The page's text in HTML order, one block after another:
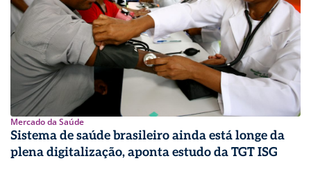
Mercado da Saúde
Sistema de saúde brasileiro ainda está longe da
plena digitalização, aponta estudo da TGT ISG